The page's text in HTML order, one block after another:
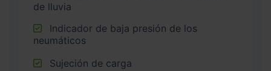
de lluvia
neumáticos
Sujeción de carga